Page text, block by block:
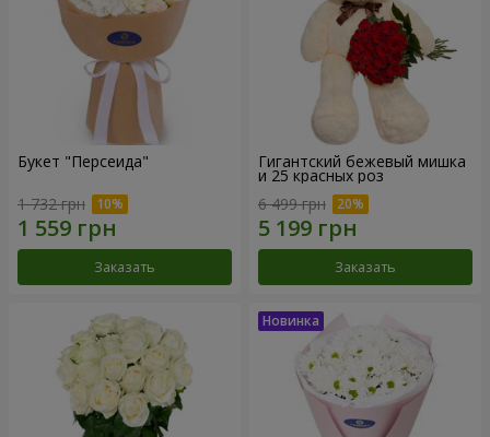
Букет "Персеида"
1 732 грн
Заказать
Гигантский бежевый мишка
и 25 красных роз
6 499 грн
Заказать